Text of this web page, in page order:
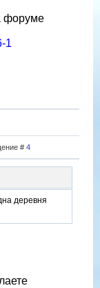
форуме
1
# 4
деревня